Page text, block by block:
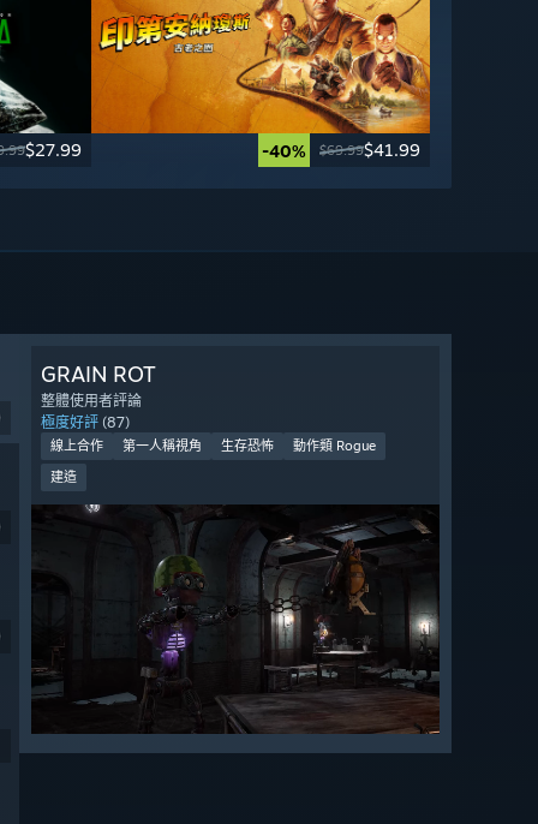
$27.99 -40% $69.99$41.99
GRAIN ROT
整體使用者評論
極度好評 (87)
線上合作 第一人稱視角 生存恐怖
動作類 Rogue
建造